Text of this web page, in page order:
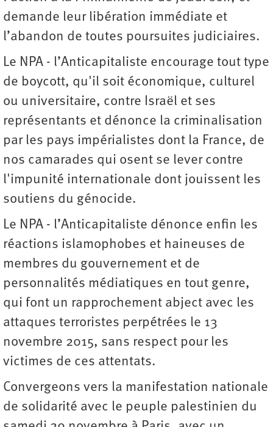
demande leur libération immédiate et
l’abandon de toutes poursuites judiciaires.
Le NPA - l’Anticapitaliste encourage tout type
de boycott, qu'il soit économique, culturel
ou universitaire, contre Israël et ses
représentants et dénonce la criminalisation
par les pays impérialistes dont la France, de
nos camarades qui osent se lever contre
l'impunité internationale dont jouissent les
soutiens du génocide.
Le NPA - l’Anticapitaliste dénonce enfin les
réactions islamophobes et haineuses de
membres du gouvernement et de
personnalités médiatiques en tout genre,
qui font un rapprochement abject avec les
attaques terroristes perpétrées le 13
novembre 2015, sans respect pour les
victimes de ces attentats.
Convergeons vers la manifestation nationale
de solidarité avec le peuple palestinien du